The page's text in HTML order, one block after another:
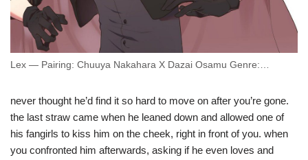
Lex — Pairing: Chuuya Nakahara X Dazai Osamu Genre:…
never thought he’d find it so hard to move on after you’re gone.
the last straw came when he leaned down and allowed one of
his fangirls to kiss him on the cheek, right in front of you. when
you confronted him afterwards, asking if he even loves and